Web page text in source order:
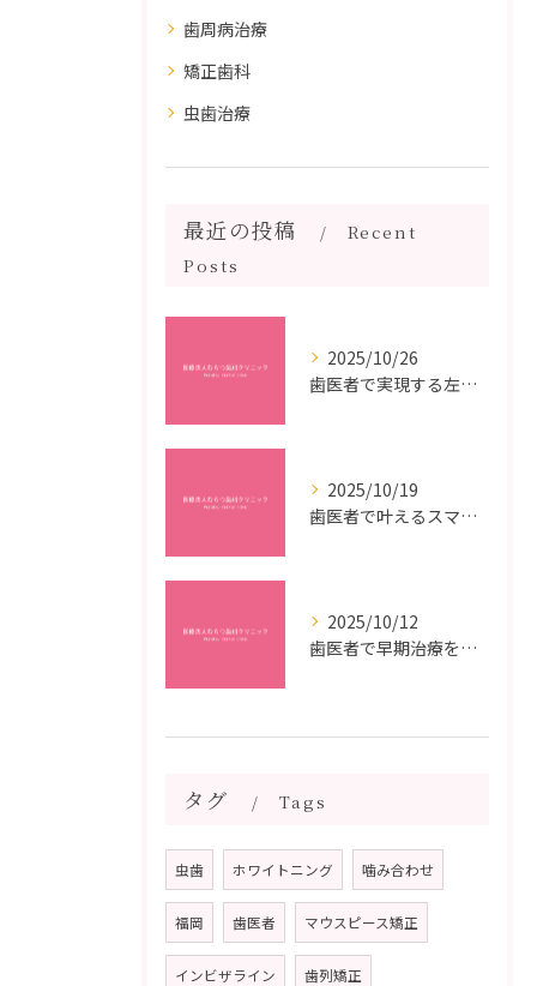
歯周病治療
矯正歯科
虫歯治療
最近の投稿
Recent
Posts
2025/10/26
歯医者で実現する左右対称治療のポイントと矯正治療選びの疑問解決ガイド
2025/10/19
歯医者で叶えるスマイルメイクオーバーなら福岡県福岡市博多区博多駅前の最新矯正治療解説
2025/10/12
歯医者で早期治療を受けるメリットと虫歯悪化を防ぐ最短ステップ
タグ Tags
虫歯 ホワイトニング 噛み合わせ
福岡 歯医者 マウスピース矯正
インビザライン 歯列矯正